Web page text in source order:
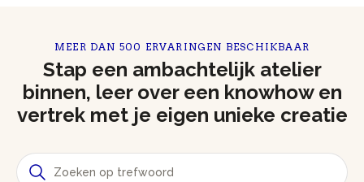
MEER DAN 500 ERVARINGEN BESCHIKBAAR
Stap een ambachtelijk atelier
binnen, leer over een knowhow en
vertrek met je eigen unieke creatie